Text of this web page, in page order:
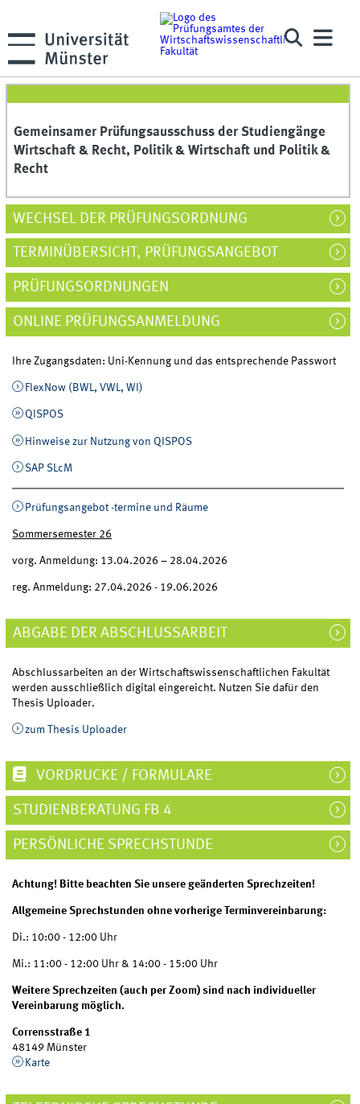
Gemeinsamer Prüfungsausschuss der Studiengänge
Wirtschaft & Recht, Politik & Wirtschaft und Politik &
Recht
WECHSEL DER PRÜFUNGSORDNUNG
TERMINÜBERSICHT, PRÜFUNGSANGEBOT
PRÜFUNGSORDNUNGEN
ONLINE PRÜFUNGSANMELDUNG
Ihre Zugangsdaten: Uni-Kennung und das entsprechende Passwort
FlexNow (BWL, VWL, WI)
QISPOS
Hinweise zur Nutzung von QISPOS
SAP SLcM
Prüfungsangebot -termine und Räume
Sommersemester 26
vorg. Anmeldung: 13.04.2026 – 28.04.2026
reg. Anmeldung: 27.04.2026 - 19.06.2026
ABGABE DER ABSCHLUSSARBEIT
Abschlussarbeiten an der Wirtschaftswissenschaftlichen Fakultät
werden ausschließlich digital eingereicht. Nutzen Sie dafür den
Thesis Uploader.
zum Thesis Uploader
VORDRUCKE / FORMULARE
STUDIENBERATUNG FB 4
PERSÖNLICHE SPRECHSTUNDE
Achtung! Bitte beachten Sie unsere geänderten Sprechzeiten!
Allgemeine Sprechstunden ohne vorherige Terminvereinbarung:
Di.: 10:00 - 12:00 Uhr
Mi.: 11:00 - 12:00 Uhr & 14:00 - 15:00 Uhr
Weitere Sprechzeiten (auch per Zoom) sind nach individueller
Vereinbarung möglich.
Corrensstraße 1
48149 Münster
Karte